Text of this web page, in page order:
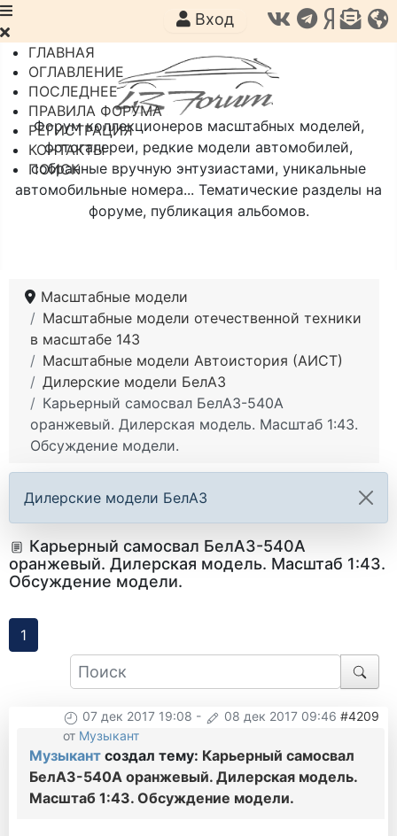
Форум коллекционеров масштабных моделей,
фотогалереи, редкие модели автомобилей,
собранные вручную энтузиастами, уникальные
автомобильные номера... Тематические разделы на
форуме, публикация альбомов.
Вход
ГЛАВНАЯ
ОГЛАВЛЕНИЕ
ПОСЛЕДНЕЕ
ПРАВИЛА ФОРУМА
РЕГИСТРАЦИЯ
КОНТАКТЫ
ПОИСК
Масштабные модели
Масштабные модели отечественной техники
в масштабе 143
Масштабные модели Автоистория (АИСТ)
Дилерские модели БелАЗ
Карьерный самосвал БелАЗ-540А
оранжевый. Дилерская модель. Масштаб 1:43.
Обсуждение модели.
Дилерские модели БелАЗ
Карьерный самосвал БелАЗ-540А
оранжевый. Дилерская модель. Масштаб 1:43.
Обсуждение модели.
1
07 дек 2017 19:08 - 08 дек 2017 09:46 #4209
от Музыкант
Музыкант создал тему: Карьерный самосвал
БелАЗ-540А оранжевый. Дилерская модель.
Масштаб 1:43. Обсуждение модели.